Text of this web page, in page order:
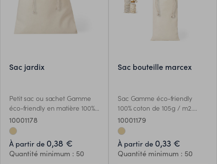
sac jardix
Petit sac ou sachet Gamme
éco-friendly en matière 100%
coton de 105g / m2. Taille
25x30 cm, cousue et
fermeture cordellette en
coton .
10001178
À partir de 0,38 €
Quantité minimum : 50
sac bouteille marcex
Sac Gamme éco-friendly
100% coton de 105g / m2.
Taille 12x33 cm, avec une
finition cousue et fermeture
en cordellette. Spécialement
conçu pour ranger votre
gourde ou thermos dans
10001179
À partir de 0,33 €
Quantité minimum : 50